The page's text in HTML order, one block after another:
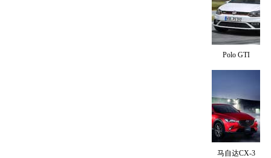
Polo GTI
马自达CX-3